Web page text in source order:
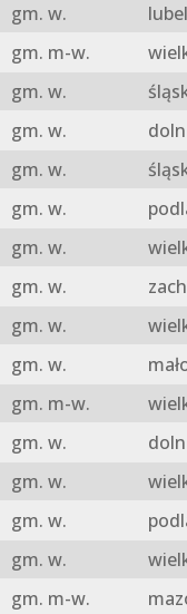
gm. w.
gm. m-w.
gm. w.
gm. w.
gm. w.
gm. w.
gm. w.
gm. w.
gm. w.
gm. w.
gm. m-w.
gm. w.
gm. w.
gm. w.
gm. w.
gm. m-w.